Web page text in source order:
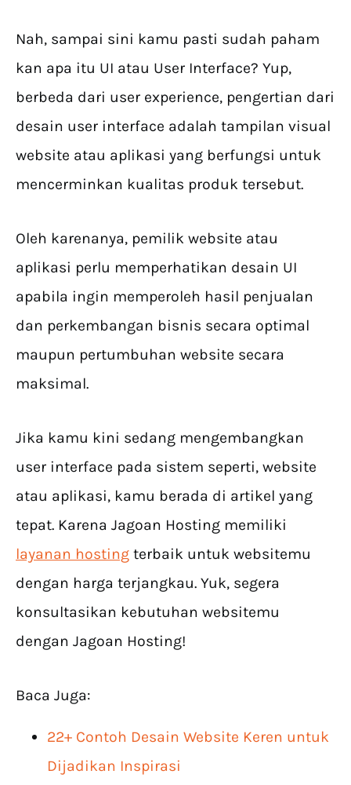
Nah, sampai sini kamu pasti sudah paham
kan apa itu UI atau User Interface? Yup,
berbeda dari user experience, pengertian dari
desain user interface adalah tampilan visual
website atau aplikasi yang berfungsi untuk
mencerminkan kualitas produk tersebut.
Oleh karenanya, pemilik website atau
aplikasi perlu memperhatikan desain UI
apabila ingin memperoleh hasil penjualan
dan perkembangan bisnis secara optimal
maupun pertumbuhan website secara
maksimal.
Jika kamu kini sedang mengembangkan
user interface pada sistem seperti, website
atau aplikasi, kamu berada di artikel yang
tepat. Karena Jagoan Hosting memiliki
layanan hosting terbaik untuk websitemu
dengan harga terjangkau. Yuk, segera
konsultasikan kebutuhan websitemu
dengan Jagoan Hosting!
Baca Juga:
22+ Contoh Desain Website Keren untuk
Dijadikan Inspirasi